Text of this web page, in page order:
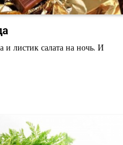
и листик салата на ночь. И